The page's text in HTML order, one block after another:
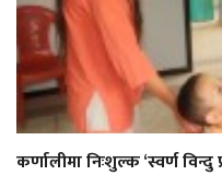
कर्णालीमा निःशुल्क ‘स्वर्ण विन्दु